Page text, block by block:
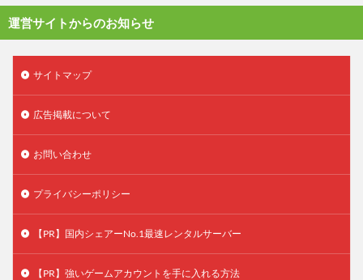
運営サイトからのお知らせ
サイトマップ
広告掲載について
お問い合わせ
プライバシーポリシー
【PR】国内シェアーNo.1最速レンタルサーバー
【PR】強いゲームアカウントを手に入れる方法